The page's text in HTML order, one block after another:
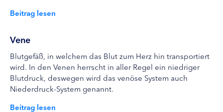
Beitrag lesen
Vene
Blutgefäß, in welchem das Blut zum Herz hin transportiert
wird. In den Venen herrscht in aller Regel ein niedriger
Blutdruck, deswegen wird das venöse System auch
Niederdruck-System genannt.
Beitrag lesen